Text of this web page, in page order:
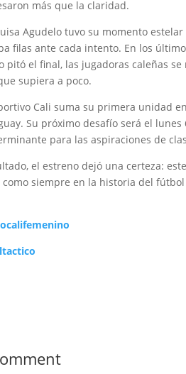
más que la claridad.
Agudelo tuvo su momento
filas ante cada intento. En los
pitó el final, las jugadoras caleñas
supiera a poco.
Cali suma su primera unidad
Su próximo desafío será el
para las aspiraciones de
el estreno dejó una certeza:
como siempre en la historia del